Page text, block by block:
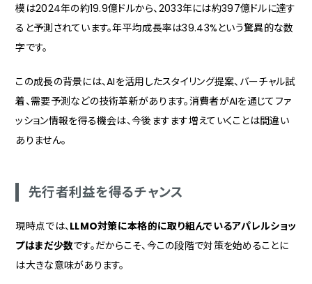
模は2024年の約19.9億ドルから、2033年には約397億ドルに達す
ると予測されています。年平均成長率は39.43%という驚異的な数
字です。
この成長の背景には、AIを活用したスタイリング提案、バーチャル試
着、需要予測などの技術革新があります。消費者がAIを通じてファ
ッション情報を得る機会は、今後ますます増えていくことは間違い
ありません。
先行者利益を得るチャンス
現時点では、LLMO対策に本格的に取り組んでいるアパレルショッ
プはまだ少数です。だからこそ、今この段階で対策を始めることに
は大きな意味があります。